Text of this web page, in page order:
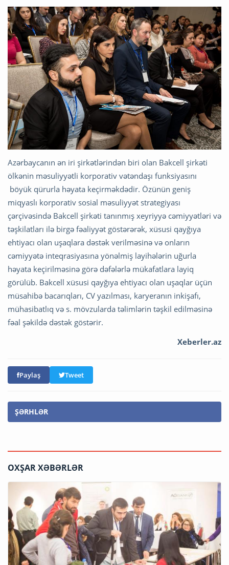
Azərbaycanın ən iri şirkətlərindən biri olan Bakcell şirkəti
ölkənin məsuliyyətli korporativ vətəndaşı funksiyasını
böyük qürurla həyata keçirməkdədir. Özünün geniş
miqyaslı korporativ sosial məsuliyyət strategiyası
çərçivəsində Bakcell şirkəti tanınmış xeyriyyə cəmiyyətləri və
təşkilatları ilə birgə fəaliyyət göstərərək, xüsusi qayğıya
ehtiyacı olan uşaqlara dəstək verilməsinə və onların
cəmiyyətə inteqrasiyasına yönəlmiş layihələrin uğurla
həyata keçirilməsinə görə dəfələrlə mükafatlara layiq
görülüb. Bakcell xüsusi qayğıya ehtiyacı olan uşaqlar üçün
müsahibə bacarıqları, CV yazılması, karyeranın inkişafı,
mühasibatlıq və s. mövzularda təlimlərin təşkil edilməsinə
fəal şəkildə dəstək göstərir.
Xeberler.az
Paylaş Tweet
ŞƏRHLƏR
OXŞAR XƏBƏRLƏR